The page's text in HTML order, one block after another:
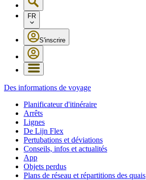
FR
S'inscrire
Des informations de voyage
Planificateur d'itinéraire
Arrêts
Lignes
De Lijn Flex
Pertubations et déviations
Conseils, infos et actualités
App
Objets perdus
Plans de réseau et répartitions des quais